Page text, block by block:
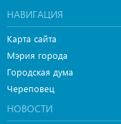
НАВИГАЦИЯ
Карта сайта
Мэрия города
Городская дума
Череповец
НОВОСТИ